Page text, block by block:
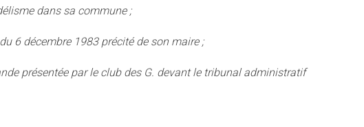
dans sa commune ;
6 décembre 1983 précité de son maire;
présentée par le club des G. devant le tribunal administratif